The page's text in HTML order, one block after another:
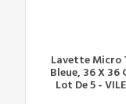
Lavette Micro
Bleue, 36 X 36
Lot De 5 -